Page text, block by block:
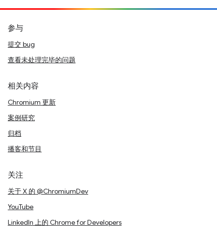
参与
提交 bug
查看未处理完毕的问题
相关内容
Chromium 更新
案例研究
归档
播客和节目
关注
关于 X 的 @ChromiumDev
YouTube
LinkedIn 上的 Chrome for Developers